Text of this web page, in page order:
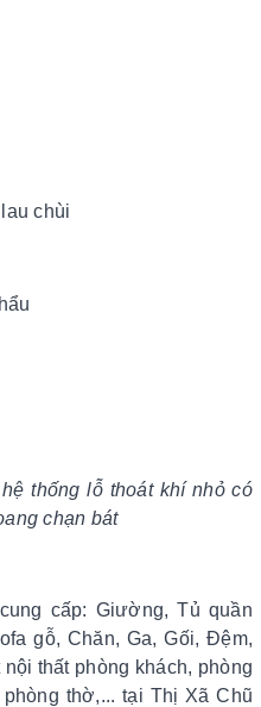
chùi
thống lỗ thoát khí nhỏ có
chạn bát
cấp: Giường, Tủ quần
gỗ, Chăn, Ga, Gối, Đệm,
thất phòng khách, phòng
thờ,... tại Thị Xã Chũ